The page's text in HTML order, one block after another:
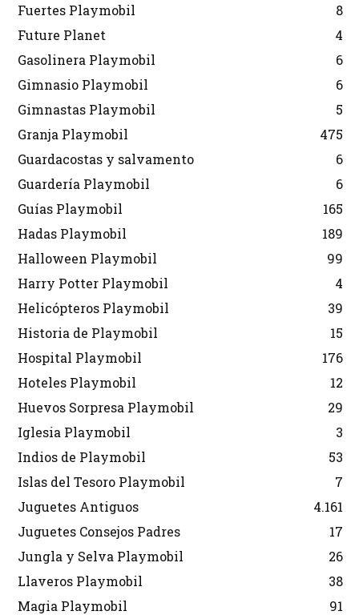
Fuertes Playmobil
8
Future Planet
4
Gasolinera Playmobil
6
Gimnasio Playmobil
6
Gimnastas Playmobil
5
Granja Playmobil
475
Guardacostas y salvamento
6
Guardería Playmobil
6
Guías Playmobil
165
Hadas Playmobil
189
Halloween Playmobil
99
Harry Potter Playmobil
4
Helicópteros Playmobil
39
Historia de Playmobil
15
Hospital Playmobil
176
Hoteles Playmobil
12
Huevos Sorpresa Playmobil
29
Iglesia Playmobil
3
Indios de Playmobil
53
Islas del Tesoro Playmobil
7
Juguetes Antiguos
4.161
Juguetes Consejos Padres
17
Jungla y Selva Playmobil
26
Llaveros Playmobil
38
Magia Playmobil
91